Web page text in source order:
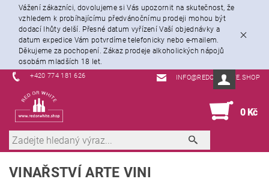
Vážení zákazníci, dovolujeme si Vás upozornit na skutečnost, že
vzhledem k probíhajícímu předvánočnímu prodeji mohou být
dodací lhůty delší. Přesné datum vyřízení Vaší objednávky a
datum expedice Vám potvrdíme telefonicky nebo e-mailem.
Děkujeme za pochopení. Zákaz prodeje alkoholických nápojů
osobám mladších 18 let.
+420 774 181 626 INFO@REDORWHITE.SHOP
0 Kč
VINAŘSTVÍ ARTE VINI